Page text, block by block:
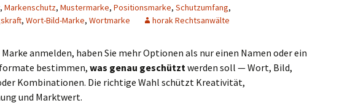
, Markenschutz, Mustermarke, Positionsmarke, Schutzumfang,
, Wort-Bild-Marke, Wortmarke horak Rechtsanwälte
Marke anmelden, haben Sie mehr Optionen als nur einen Namen oder ein
bestimmen,was genau geschütztwerden soll — Wort, Bild,
Kombinationen. Die richtige Wahl schützt Kreativität,
und Marktwert.